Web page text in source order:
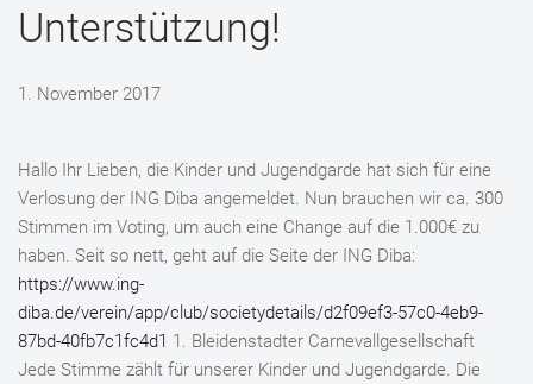
Unterstützung!
1. November 2017
Hallo Ihr Lieben, die Kinder und Jugendgarde hat sich für eine
Verlosung der ING Diba angemeldet. Nun brauchen wir ca. 300
Stimmen im Voting, um auch eine Change auf die 1.000€ zu
haben. Seit so nett, geht auf die Seite der ING Diba:
https://www.ing-
diba.de/verein/app/club/societydetails/d2f09ef3-57c0-4eb9-
87bd-40fb7c1fc4d1 1. Bleidenstadter Carnevallgesellschaft
Jede Stimme zählt für unserer Kinder und Jugendgarde. Die